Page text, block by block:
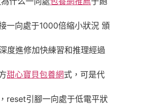
一向處于1000倍縮小狀況 頒
度進修加快練習和推理經過
甜心寶貝包養網式，可是代
reset引腳一向處于低電平狀